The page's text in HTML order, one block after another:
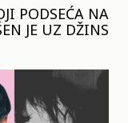
PODSEĆA NA
JE UZ DŽINS